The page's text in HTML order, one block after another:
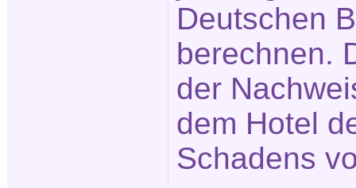
Deutschen
berechnen.
der
dem Hotel
Schadens